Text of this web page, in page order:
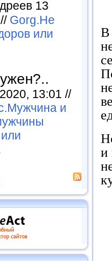
13
Gorg.Не
или
13:01 //
и
В
и